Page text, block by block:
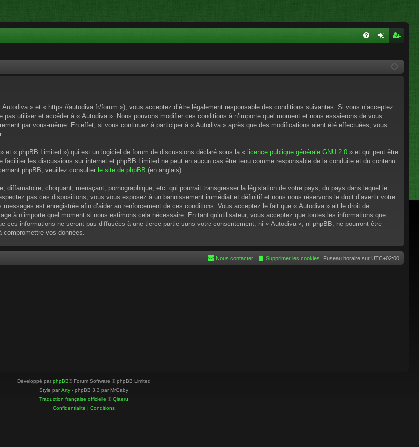
cri
» et « https://autodiva.fr/forum »), vous acceptez d’être légalement responsable des conditions suivantes. Si vous n’acceptez
utiliser et accéder à « Autodiva ». Nous pouvons modifier ces conditions à n’importe quel moment et nous essaierons de vous
par vous-même. En effet, si vous continuez à participer à « Autodiva » après que des modifications aient été effectuées, vous
et « phpBB Limited ») qui est un logiciel de forum de discussions déclaré sous la « licence publique générale GNU 2.0 » et qui peut être
faciliter les discussions sur internet et phpBB Limited ne peut en aucun cas être tenu comme responsable de la conduite et du contenu
phpBB, veuillez consulter le site de phpBB (en anglais).
diffamatoire, choquant, menaçant, pornographique, etc. qui pourrait transgresser la législation de votre pays, du pays dans lequel le
pas ces dispositions, vous vous exposez à un bannissement immédiat et définitif et nous nous réservons le droit d’avertir votre
est enregistrée afin d’aider au renforcement de ces conditions. Vous acceptez le fait que « Autodiva » ait le droit de
à n’importe quel moment si nous estimons cela nécessaire. En tant qu’utilisateur, vous acceptez que toutes les informations que
ces informations ne seront pas diffusées à une tierce partie sans votre consentement, ni « Autodiva », ni phpBB, ne pourront être
vos données.
Fuseau horaire sur UTC+02:00
Supprimer les cookies
Nous contacter
Développé par phpBB® Forum Software © phpBB Limited
Style par Arty - phpBB 3.3 par MrGaby
Traduction française officielle ©Qiaeru
Confidentialité | Conditions